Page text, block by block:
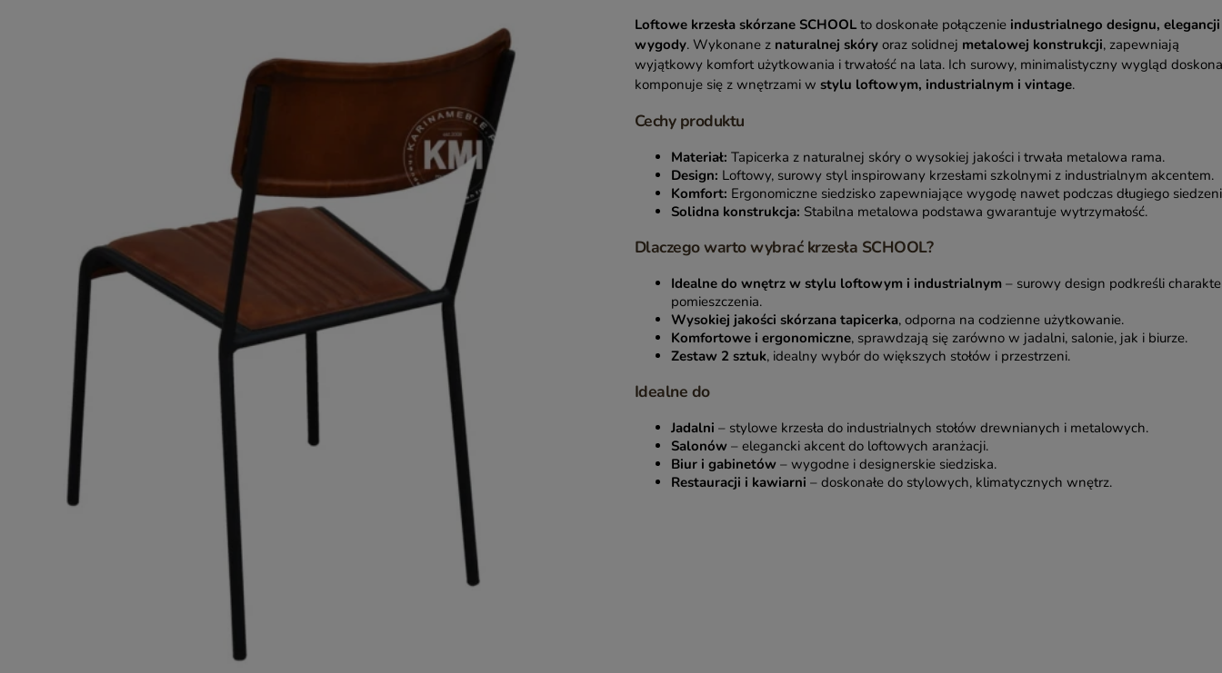
Loftowe krzesła skórzane SCHOOLto doskonałe połączenie industrialnego designu,
wygody. Wykonane z naturalnej skóryoraz solidnej metalowej konstrukcji, zapewniają
wyjątkowy komfort użytkowania i trwałość na lata. Ich surowy, minimalistyczny wygląd
komponuje się z wnętrzami w stylu loftowym, industrialnym i vintage.
Cechy produktu
Materiał: Tapicerka z naturalnej skóry o wysokiej jakości i trwała metalowa rama.
Design: Loftowy, surowy styl inspirowany krzesłami szkolnymi z industrialnym akcentem.
Komfort: Ergonomiczne siedzisko zapewniające wygodę nawet podczas długiego
Solidna konstrukcja: Stabilna metalowa podstawa gwarantuje wytrzymałość.
Dlaczego warto wybrać krzesła SCHOOL?
Idealne do wnętrz w stylu loftowym i industrialnym– surowy design podkreśli
pomieszczenia.
Wysokiej jakości skórzana tapicerka, odporna na codzienne użytkowanie.
Komfortowe i ergonomiczne, sprawdzają się zarówno w jadalni, salonie, jak i biurze.
Zestaw 2 sztuk, idealny wybór do większych stołów i przestrzeni.
Idealne do
Jadalni – stylowe krzesła do industrialnych stołów drewnianych i metalowych.
Salonów– elegancki akcent do loftowych aranżacji.
Biur i gabinetów– wygodne i designerskie siedziska.
Restauracji i kawiarni – doskonałe do stylowych, klimatycznych wnętrz.